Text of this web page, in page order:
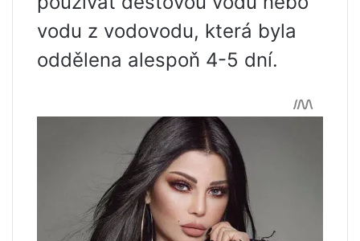
vodu z vodovodu, která byla
oddělena alespoň 4-5 dní.